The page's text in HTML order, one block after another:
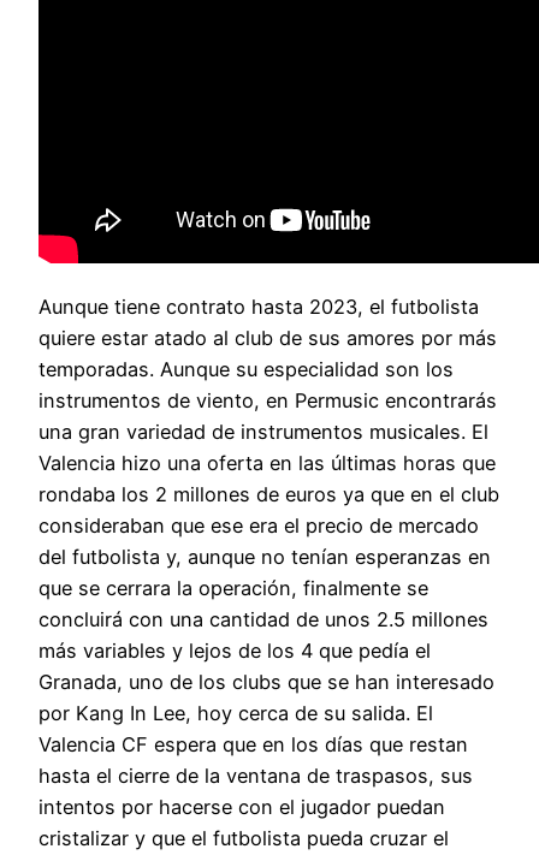
Aunque tiene contrato hasta 2023, el futbolista
quiere estar atado al club de sus amores por más
temporadas. Aunque su especialidad son los
instrumentos de viento, en Permusic encontrarás
una gran variedad de instrumentos musicales. El
Valencia hizo una oferta en las últimas horas que
rondaba los 2 millones de euros ya que en el club
consideraban que ese era el precio de mercado
del futbolista y, aunque no tenían esperanzas en
que se cerrara la operación, finalmente se
concluirá con una cantidad de unos 2.5 millones
más variables y lejos de los 4 que pedía el
Granada, uno de los clubs que se han interesado
por Kang In Lee, hoy cerca de su salida. El
Valencia CF espera que en los días que restan
hasta el cierre de la ventana de traspasos, sus
intentos por hacerse con el jugador puedan
cristalizar y que el futbolista pueda cruzar el